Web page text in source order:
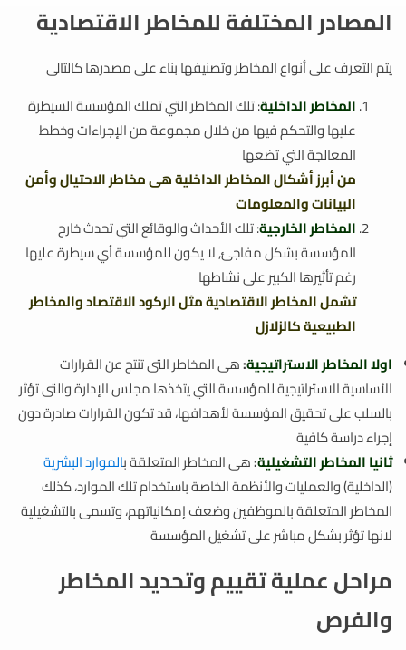
المصادر المختلفة للمخاطر الاقتصادية
يتم التعرف على أنواع المخاطر وتصنيفها بناء على مصدرها كالتالى
المخاطر الداخلية: تلك المخاطر التي تملك المؤسسة السيطرة
عليها والتحكم فيها من خلال مجموعة من الإجراءات وخطط
المعالجة التي تضعها
من أبرز أشكال المخاطر الداخلية هى مخاطر الاحتيال وأمن
البيانات والمعلومات
المخاطر الخارجية: تلك الأحداث والوقائع التي تحدث خارج
المؤسسة بشكل مفاجئ, لا يكون للمؤسسة أي سيطرة عليها
رغم تأثيرها الكبير على نشاطها
تشمل المخاطر الاقتصادية مثل الركود الاقتصاد والمخاطر
الطبيعية كالزلازل
اولا المخاطر الاستراتيجية:هى المخاطر التى تنتج عن القرارات
الأساسية الاستراتيجية للمؤسسة التي يتخذها مجلس الإدارة والتى تؤثر
بالسلب على تحقيق المؤسسة لأهدافها، قد تكون القرارات صادرة دون
إجراء دراسة كافية
ثانيا المخاطر التشغيلية:هى المخاطر المتعلقة بالموارد البشرية
(الداخلية) والعمليات والأنظمة الخاصة باستخدام تلك الموارد، كذلك
المخاطر المتعلقة بالموظفين وضعف إمكانياتهم، وتسمى بالتشغيلية
لانها تؤثر بشكل مباشر على تشغيل المؤسسة
مراحل عملية تقييم وتحديد المخاطر
والفرص